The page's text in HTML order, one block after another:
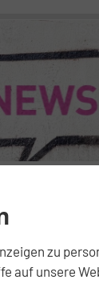
zu
auf unsere